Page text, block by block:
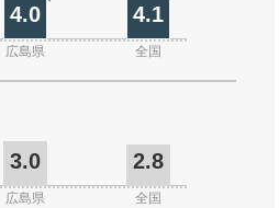
4.0 4.1
広島県 全国
3.0 2.8
広島県 全国